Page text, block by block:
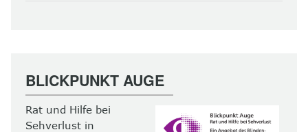
BLICKPUNKT AUGE
Rat und Hilfe bei
Sehverlust in